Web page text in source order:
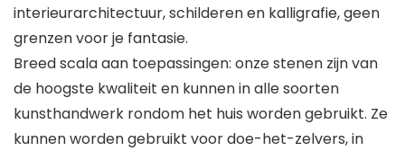
interieurarchitectuur, schilderen en kalligrafie, geen
grenzen voor je fantasie.
Breed scala aan toepassingen: onze stenen zijn van
de hoogste kwaliteit en kunnen in alle soorten
kunsthandwerk rondom het huis worden gebruikt. Ze
kunnen worden gebruikt voor doe-het-zelvers, in